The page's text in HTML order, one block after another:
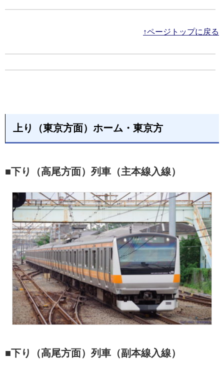
↑ページトップに戻る
上り（東京方面）ホーム・東京方
■下り（高尾方面）列車（主本線入線）
■下り（高尾方面）列車（副本線入線）